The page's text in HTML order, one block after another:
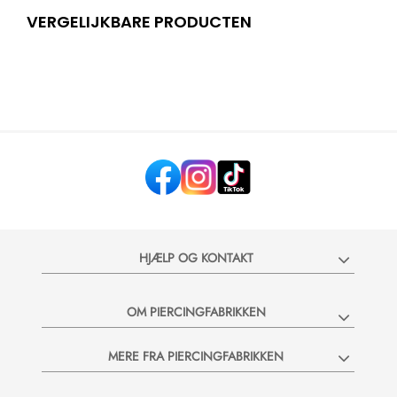
VERGELIJKBARE PRODUCTEN
HJÆLP OG KONTAKT
OM PIERCINGFABRIKKEN
MERE FRA PIERCINGFABRIKKEN